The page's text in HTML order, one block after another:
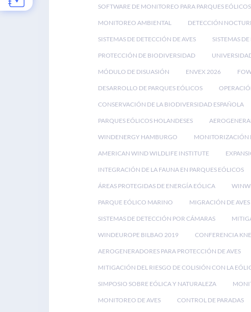
SOFTWARE DE MONITOREO PARA PARQUES EÓLICOS
MONITOREO AMBIENTAL DETECCIÓN
SISTEMAS DE DETECCIÓN DE AVES SISTEMAS
PROTECCIÓN DE BIODIVERSIDAD
MÓDULO DE DISUASIÓN ENVEX 2026
DESARROLLO DE PARQUES EÓLICOS
CONSERVACIÓN DE LA BIODIVERSIDAD ESPAÑOLA
PARQUES EÓLICOS HOLANDESES
WINDENERGY HAMBURGO MONITORIZACIÓN
AMERICAN WIND WILDLIFE INSTITUTE
INTEGRACIÓN DE LA FAUNA EN PARQUES EÓLICOS
ÁREAS PROTEGIDAS DE ENERGÍA EÓLICA
PARQUE EÓLICO MARINO MIGRACIÓN DE AVES
SISTEMAS DE DETECCIÓN POR CÁMARAS
WINDEUROPE BILBAO 2019 CONFERENCIA KNE
AEROGENERADORES PARA PROTECCIÓN DE AVES
MITIGACIÓN DEL RIESGO DE COLISIÓN CON LA
SIMPOSIO SOBRE EÓLICA Y NATURALEZA
MONITOREO DE AVES CONTROL DE PARADAS